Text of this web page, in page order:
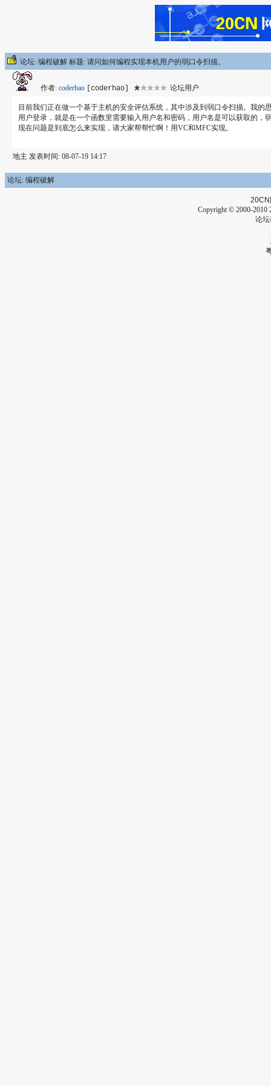
论坛: 编程破解 标题: 请问如何编程实现本机用户的弱口令扫描。
作者: coderhao [coderhao] 论坛用户
目前我们正在做一个基于主机的安全评估系统，其中涉及到弱口令扫描。我
用户登录，就是在一个函数里需要输入用户名和密码，用户名是可以获取的
现在问题是到底怎么来实现，请大家帮帮忙啊！用VC和MFC实现。
地主 发表时间: 08-07-19 14:17
论坛: 编程破解
20CN
Copyright © 2000-2010
论